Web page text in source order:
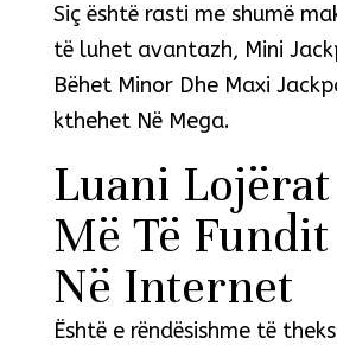
Siç është rasti me shumë
të luhet avantazh, Mini
Bëhet Minor Dhe Maxi
kthehet Në Mega.
Luani
Më Të Fundit
Në Internet
Është e rëndësishme të